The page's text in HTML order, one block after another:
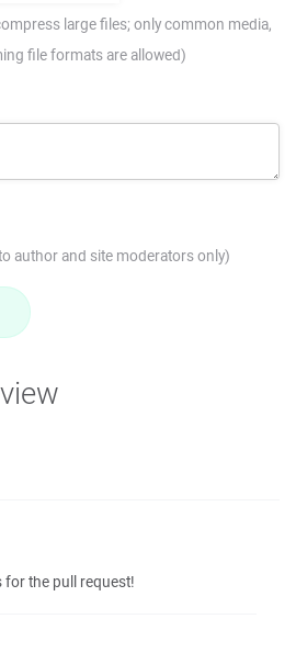
large files; only common media,
file formats are allowed)
author and site moderators only)
for the pull request!